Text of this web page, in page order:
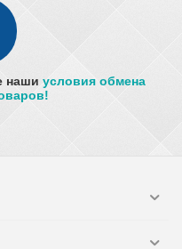
наши условия обмена